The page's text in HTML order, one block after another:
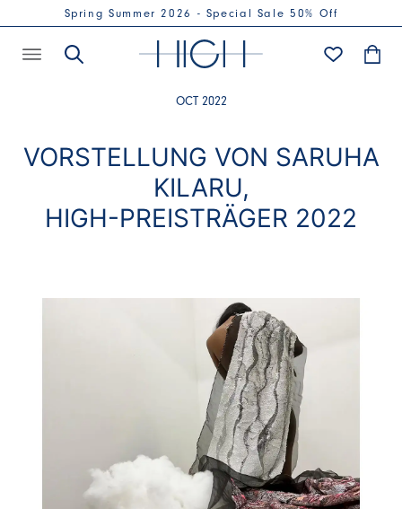
Spring Summer 2026 - Special Sale 50% Off
OCT 2022
VORSTELLUNG VON SARUHA
KILARU,
HIGH-PREISTRÄGER 2022